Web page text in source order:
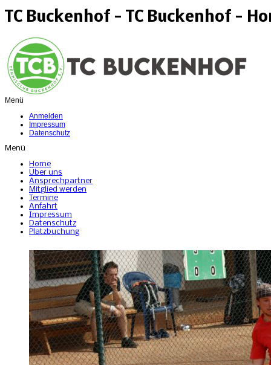
TC Buckenhof - TC Buckenhof -
Menü
Anmelden
Impressum
Datenschutz
Menü
Home
Über uns
Ansprechpartner
Mitglied werden
Termine
Anfahrt
Impressum
Datenschutz
Platzbuchung